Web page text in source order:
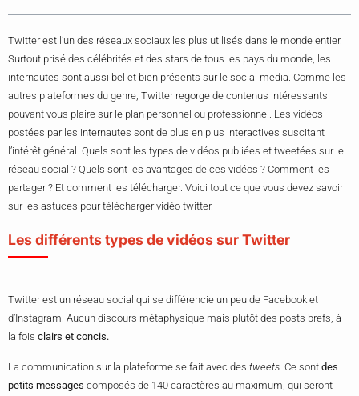
Twitter est l’un des réseaux sociaux les plus utilisés dans le monde entier.
Surtout prisé des célébrités et des stars de tous les pays du monde, les
internautes sont aussi bel et bien présents sur le social media. Comme les
autres plateformes du genre, Twitter regorge de contenus intéressants
pouvant vous plaire sur le plan personnel ou professionnel. Les vidéos
postées par les internautes sont de plus en plus interactives suscitant
l’intérêt général. Quels sont les types de vidéos publiées et tweetées sur le
réseau social ? Quels sont les avantages de ces vidéos ? Comment les
partager ? Et comment les télécharger. Voici tout ce que vous devez savoir
sur les astuces pour télécharger vidéo twitter.
Les différents types de vidéos sur Twitter
Twitter est un réseau social qui se différencie un peu de Facebook et
d’Instagram. Aucun discours métaphysique mais plutôt des posts brefs, à
la fois clairs et concis.
La communication sur la plateforme se fait avec des tweets. Ce sont des
petits messages composés de 140 caractères au maximum, qui seront